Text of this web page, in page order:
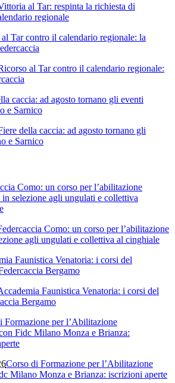
al Tar: respinta la richiesta di
regionale
al Tar contro il calendario regionale:
della caccia: ad agosto tornano gli
e Sarnico
Como: un corso per l’abilitazione
agli ungulati e collettiva al cinghiale
Faunistica Venatoria: i corsi del
Bergamo
Corso di Formazione per l’Abilitazione
Milano Monza e Brianza: iscrizioni aperte